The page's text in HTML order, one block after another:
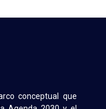
conceptual que